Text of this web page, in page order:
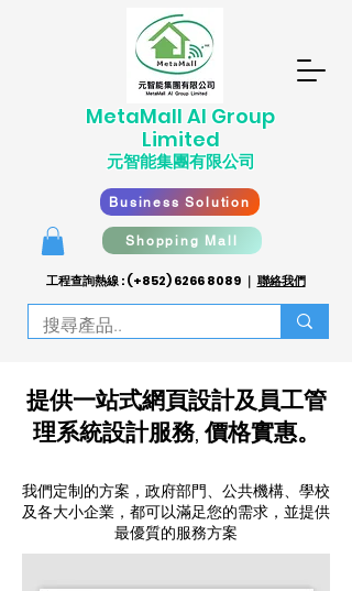
​MetaMall AI Group
Limited
元智能集團有限公司
Business Solution
Shopping Mall
工程查詢熱線 : (+852)6266 8089｜ 聯絡我們
提供一站式網頁設計及員工管
理系統設計服務, 價格實惠。
我們定制的方案，政府部門、公共機構、學校
及各大小企業，都可以滿足您的需求，並提供
最優質的服務方案